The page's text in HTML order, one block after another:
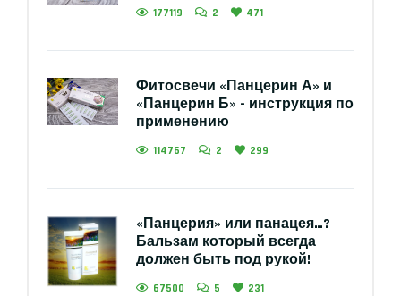
177119 2 471
Фитосвечи «Панцерин А» и
«Панцерин Б» - инструкция по
применению
114767 2 299
«Панцерия» или панацея…?
Бальзам который всегда
должен быть под рукой!
67500 5 231